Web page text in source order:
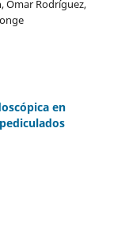
Omar Rodríguez,
en